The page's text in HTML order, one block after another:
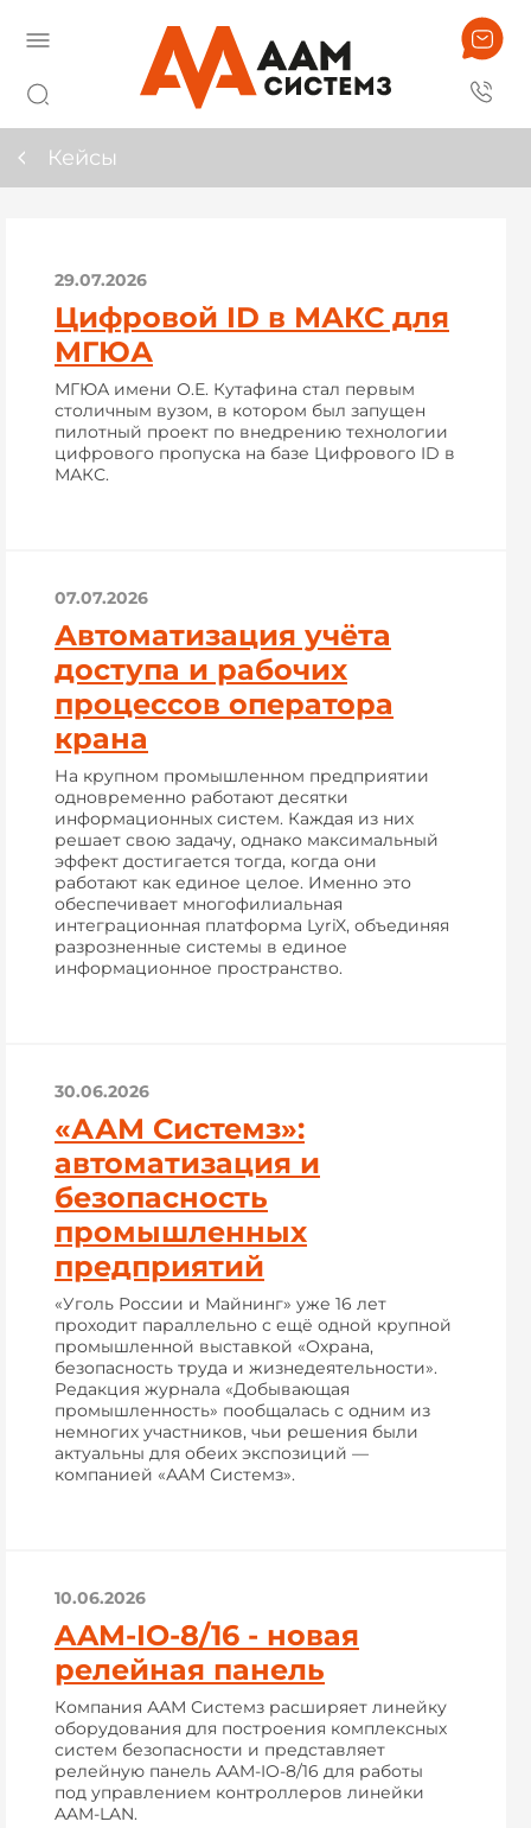
Кейсы
29.07.2026
Цифровой ID в МАКС для
МГЮА
МГЮА имени О.Е. Кутафина стал первым
столичным вузом, в котором был запущен
пилотный проект по внедрению технологии
цифрового пропуска на базе Цифрового ID в
МАКС.
07.07.2026
Автоматизация учёта
доступа и рабочих
процессов оператора
крана
На крупном промышленном предприятии
одновременно работают десятки
информационных систем. Каждая из них
решает свою задачу, однако максимальный
эффект достигается тогда, когда они
работают как единое целое. Именно это
обеспечивает многофилиальная
интеграционная платформа LyriX, объединяя
разрозненные системы в единое
информационное пространство.
30.06.2026
«ААМ Системз»:
автоматизация и
безопасность
промышленных
предприятий
«Уголь России и Майнинг» уже 16 лет
проходит параллельно с ещё одной крупной
промышленной выставкой «Охрана,
безопасность труда и жизнедеятельности».
Редакция журнала «Добывающая
промышленность» пообщалась с одним из
немногих участников, чьи решения были
актуальны для обеих экспозиций —
компанией «ААМ Системз».
10.06.2026
AAM-IO-8/16 - новая
релейная панель
Компания ААМ Системз расширяет линейку
оборудования для построения комплексных
систем безопасности и представляет
релейную панель AAM-IO-8/16 для работы
под управлением контроллеров линейки
AAM-LAN.